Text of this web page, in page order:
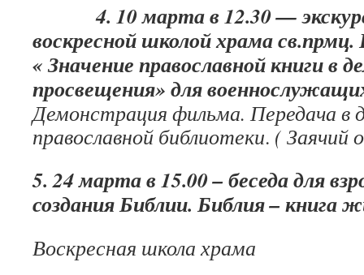
4. 10 марта в 12.30 —
воскресной школой храма
« Значение православной книги в
просвещения» для
Демонстрация фильма. Передача в
православной библиотеки. ( Заячий
5. 24 марта в 15.00 – беседа для
создания Библии. Библия – книга
Воскресная школа храма